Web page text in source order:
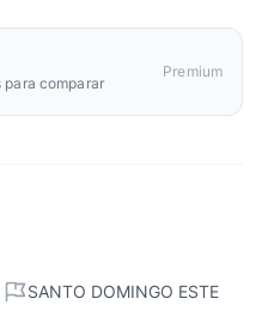
para comparar
Premium
SANTO DOMINGO ESTE